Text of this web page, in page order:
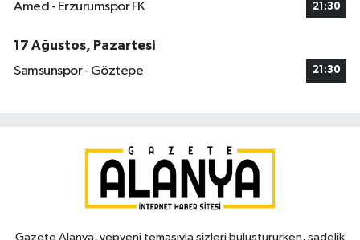
Amed - Erzurumspor FK 21:30
17 Ağustos, Pazartesi
Samsunspor - Göztepe
21:30
Gazete Alanya, yepyeni temasıyla sizleri buluştururken, sadelik